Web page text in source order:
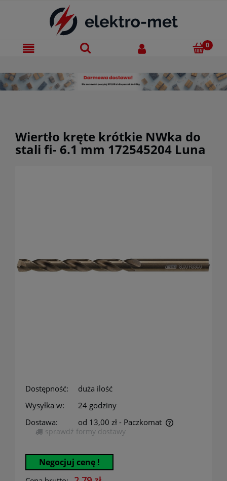
Wiertło kręte krótkie NWka do
stali fi- 6.1 mm 172545204 Luna
Dostępność:
duża ilość
Wysyłka w:
24 godziny
Dostawa:
od 13,00 zł - Paczkomat
Cena nie zawiera ewentualnych kosztów płatności
sprawdź formy dostawy
Negocjuj cenę !